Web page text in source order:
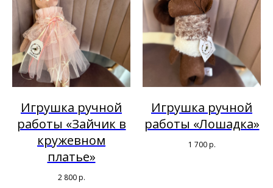
Игрушка ручной
работы «Зайчик в
кружевном
платье»
2 800 р.
Игрушка ручной
работы «Лошадка»
1 700 р.